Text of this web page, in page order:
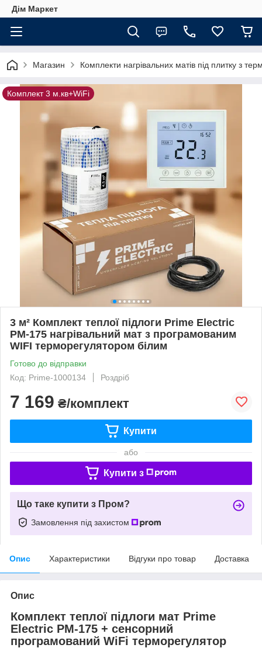
Дім Маркет
Магазин Комплекти нагрівальних матів під плитку з
Комплект 3 м.кв+WiFi
3 м² Комплект теплої підлоги Prime Electric
PM-175 нагрівальний мат з програмованим
WIFI терморегулятором білим
Готово до відправки
Код: Prime-1000134
Роздріб
7 169 ₴/комплект
Купити
або
Купити з
Що таке купити з Пром?
Замовлення під захистом
Опис Характеристики Відгуки про товар Доставка
Опис
Комплект теплої підлоги мат Prime
Electric PM-175 + сенсорний
програмований WiFi терморегулятор